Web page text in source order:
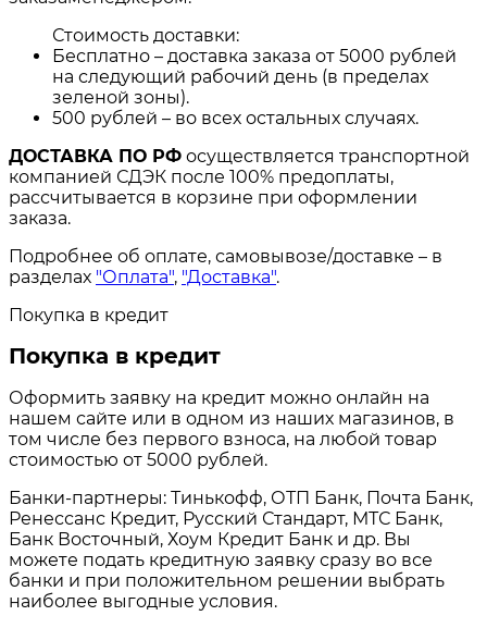
Стоимость доставки:
Бесплатно – доставка заказа от 5000 рублей
на следующий рабочий день (в пределах
зеленой зоны).
500 рублей – во всех остальных случаях.
ДОСТАВКА ПО РФ осуществляется транспортной
компанией СДЭК после 100% предоплаты,
рассчитывается в корзине при оформлении
заказа.
Подробнее об оплате, самовывозе/доставке – в
разделах "Оплата", "Доставка".
Покупка в кредит
Покупка в кредит
Оформить заявку на кредит можно онлайн на
нашем сайте или в одном из наших магазинов, в
том числе без первого взноса, на любой товар
стоимостью от 5000 рублей.
Банки-партнеры: Тинькофф, ОТП Банк, Почта Банк,
Ренессанс Кредит, Русский Стандарт, МТС Банк,
Банк Восточный, Хоум Кредит Банк и др. Вы
можете подать кредитную заявку сразу во все
банки и при положительном решении выбрать
наиболее выгодные условия.